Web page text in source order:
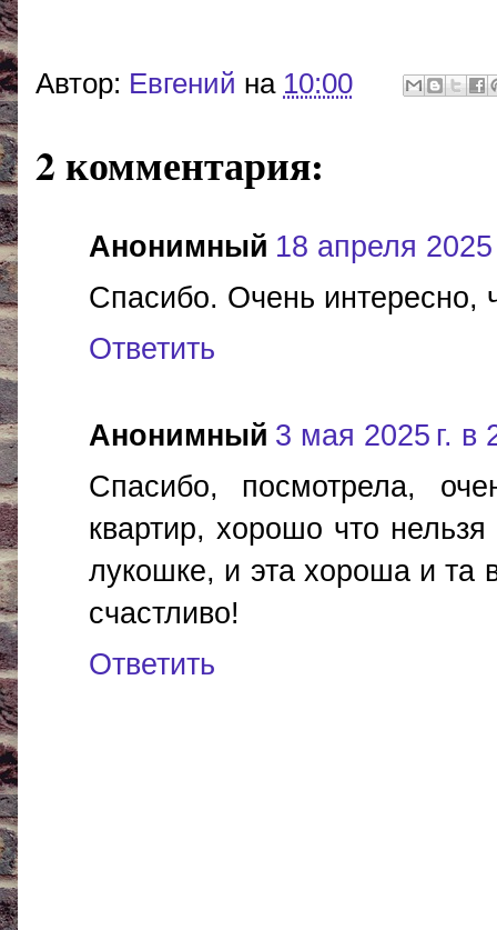
Автор: Евгений на 10:00
2 комментария:
Анонимный 18 апреля 2025
Спасибо. Очень интересно,
Ответить
Анонимный 3 мая 2025 г. в
Спасибо, посмотрела,
квартир, хорошо что
лукошке, и эта хороша и та
счастливо!
Ответить